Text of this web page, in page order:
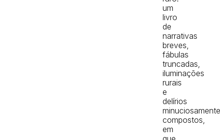
um
livro
de
narrativas
breves,
fábulas
truncadas,
iluminações
rurais
e
delírios
minuciosamente
compostos,
em